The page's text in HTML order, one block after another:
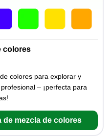
colores
colores para explorar y
– ¡perfecta para
de mezcla de colores